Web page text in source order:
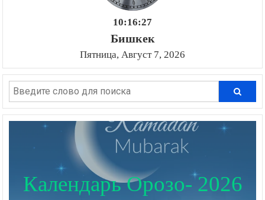
10:16:27
Бишкек
Пятница, Август 7, 2026
Календарь Орозо- 2026